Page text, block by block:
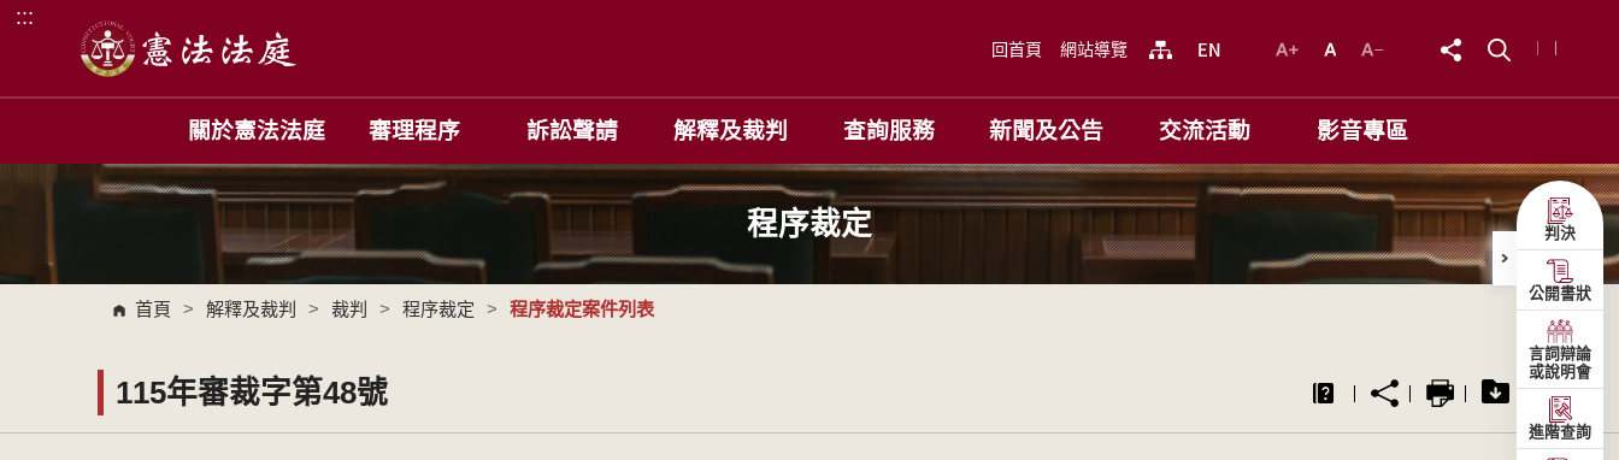
跳到主要內容區塊
:::
回首頁 網站導覽
關於憲法法庭 審理程序 訴訟聲請 解釋及裁判 查詢服務 新聞及公告 交流活動 影音專區
程序裁定
首頁 > 解釋及裁判 > 裁判 > 程序裁定 > 程序裁定案件列表
115年審裁字第48號
判決
公開書狀
言詞辯論
或說明會
進階查詢